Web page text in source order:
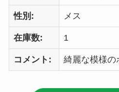
性別: メス
在庫数: 1
コメント: 綺麗な模様の